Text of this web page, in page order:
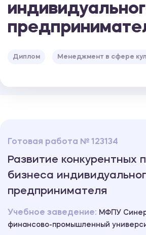
Диплом Менеджмент в сфере
Готовая работа № 123134
Развитие конкурентных
бизнеса
предпринимателя
Учебное заведение: МФПУ
финансово-промышленный